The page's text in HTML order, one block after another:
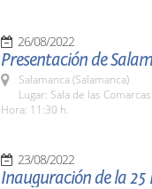
26/08/2022
Presentación de
Salamanca (Salamanca)
Lugar: Sala de las
Hora: 11:30 h.
23/08/2022
Inauguración de la 25